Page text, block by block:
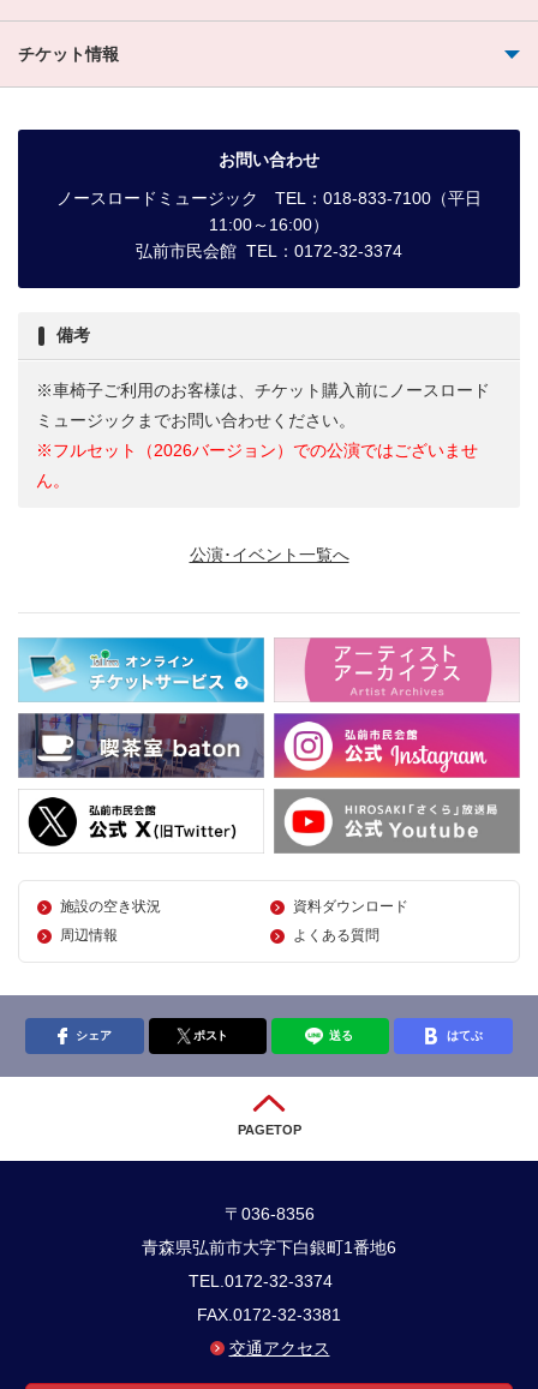
チケット情報
お問い合わせ
ノースロードミュージック TEL：018-833-7100（平日
11:00～16:00）
弘前市民会館 TEL：0172-32-3374
備考
※車椅子ご利用のお客様は、チケット購入前にノースロード
ミュージックまでお問い合わせください。
※フルセット（2026バージョン）での公演ではございませ
ん。
公演･イベント一覧へ
施設の空き状況
資料ダウンロード
周辺情報
よくある質問
シェア ポスト 送る はてぶ
PAGETOP
〒036-8356
青森県弘前市大字下白銀町1番地6
TEL.0172-32-3374
FAX.0172-32-3381
交通アクセス